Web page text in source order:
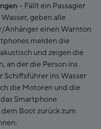
– Fällt ein Passagier
geben alle
einen Warnton
melden die
und zeigen die
an der die Person ins
Schiffsführer ins Wasser
die Motoren und die
Smartphone
Boot zurück zum